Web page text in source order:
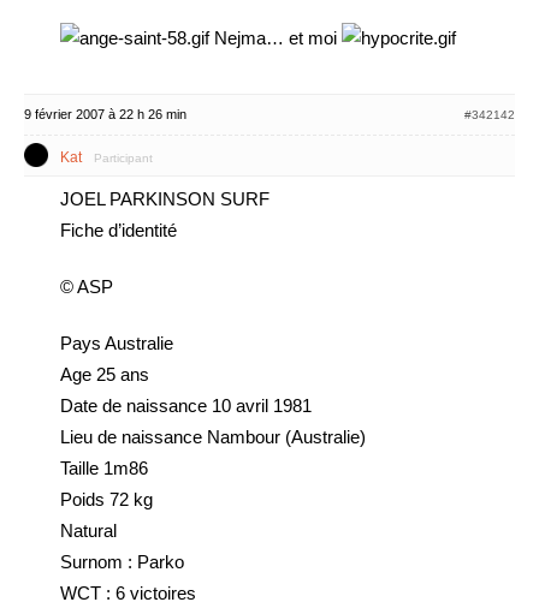
Nejma… et moi
9 février 2007 à 22 h 26 min #342142
Kat Participant
JOEL PARKINSON SURF
Fiche d’identité
© ASP
Pays Australie
Age 25 ans
Date de naissance 10 avril 1981
Lieu de naissance Nambour (Australie)
Taille 1m86
Poids 72 kg
Natural
Surnom : Parko
WCT : 6 victoires